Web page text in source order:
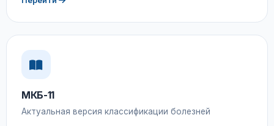
МКБ-11
Актуальная версия классификации болезней